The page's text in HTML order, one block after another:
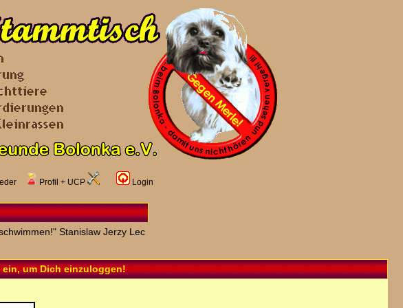
Profil + UCP Login
Stanislaw Jerzy Lec
um Dich einzuloggen!